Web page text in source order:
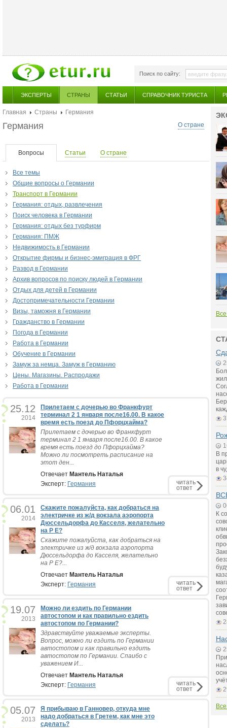
Поиск по сайту:
ЭКСПЕРТЫ СТРАНЫ СТАТЬИ СПРАВОЧНИК ТУРИСТА
Главная Страны
Германия
О стране
Германия
Вопросы Статьи О стране
Все темы
Общие вопросы о Германии
Транспорт в Германии
Германия: отдых, развлечения
Поиск человека в Германии
Германия: отдых без турфирм
Германия: ПМЖ
Недвижимость в Германии
Открытие фирмы и бизнес-эмиграция в ФРГ
Развод в Германии
Архив вопросов по поиску людей в Германии
Отдых для детей в Германии
Достопримечательности Германии
Визы, таможня в Германии
Гражданство в Германии
Погода в Германии
Работа в Германии
Обучение в Германии
Замуж за немца. Замуж в Германию
Цены. Магазины. Распродажи
Работа в Германии
25.12
2014
Прилетаем с дочерью во Франкфурт
терминал 2 1 января после16.00. В какое
время есть поезд до Пфорцхайма?
Прилетаем с дочерью во Франкфурт
терминал 2 1 января после16.00. В какое
время есть поезд до Пфорцхайма?
Можно ли посмотреть расписание на
этот ден...
Отвечает Мантель Наталья
Эксперт: Германия читать
ответ
06.01
2014
Скажите пожалуйста, как добраться на
электричке из ж/д вокзала аэропорта
Дюссельдорфа до Касселя, желательно
на Р Е?
Скажите пожалуйста, как добраться на
электричке из ж/д вокзала аэропорта
Дюссельдорфа до Касселя, желательно
на Р Е?...
Отвечает Мантель Наталья
Эксперт: Германия читать
ответ
19.07
2013
Можно ли ездить по Германии
автостопом и как правильно ездить
автостопом по Германии?
Здравствуйте уважаемые эксперты.
Вопрос, можно ли ездить по Германии
автостопом и как правильно ездить
автостопом по Германии. Спаибо с
уважением И...
Отвечает Мантель Наталья
Эксперт: Германия читать
ответ
05.07
2013
Я прибываю в Ганновер, откуда мне
надо добраться в Гретем, как мне это
сделать?
В
в
К